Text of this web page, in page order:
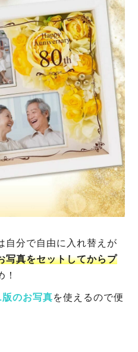
自分で自由に入れ替えが
写真をセットしてからプ
！
のお写真を使えるので便